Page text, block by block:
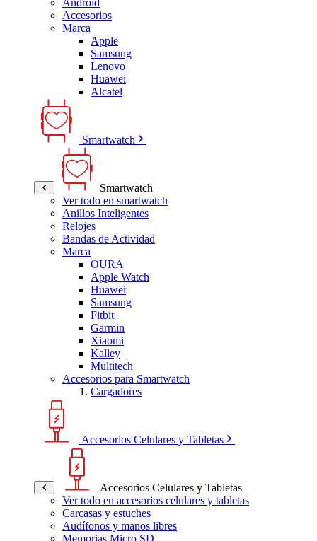
Accesorios
Marca
Apple
Samsung
Lenovo
Huawei
Alcatel
Smartwatch
Smartwatch
Ver todo en smartwatch
Anillos Inteligentes
Relojes
Bandas de Actividad
Marca
OURA
Apple Watch
Huawei
Samsung
Fitbit
Garmin
Xiaomi
Kalley
Multitech
Accesorios para Smartwatch
Cargadores
Accesorios Celulares y Tabletas
Accesorios Celulares y Tabletas
Ver todo en accesorios celulares y tabletas
Carcasas y estuches
Audífonos y manos libres
Memorias Micro SD